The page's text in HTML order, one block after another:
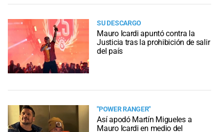
SU DESCARGO
Mauro Icardi apuntó contra la
Justicia tras la prohibición de salir
del país
"POWER RANGER"
Así apodó Martín Migueles a
Mauro Icardi en medio del